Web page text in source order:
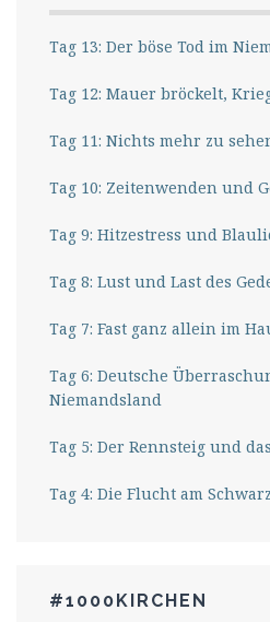
Tag 13: Der böse Tod im
Tag 12: Mauer bröckelt,
Tag 11: Nichts mehr zu
Tag 10: Zeitenwenden und
Tag 9: Hitzestress und
Tag 8: Lust und Last des
Tag 7: Fast ganz allein im
Tag 6: Deutsche
Niemandsland
Tag 5: Der Rennsteig und
Tag 4: Die Flucht am
#1000KIRCHEN